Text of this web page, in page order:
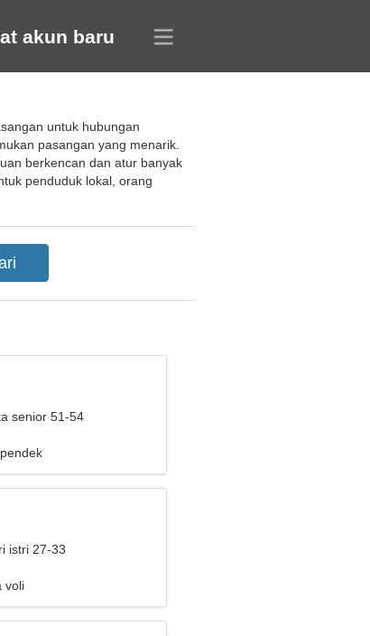
akun baru
untuk hubungan
pasangan yang menarik.
berkencan dan atur banyak
penduduk lokal, orang
senior 51-54
istri 27-33
voli